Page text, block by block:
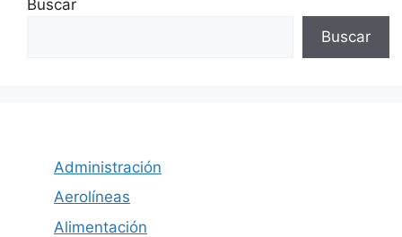
Buscar
Buscar
Administración
Aerolíneas
Alimentación